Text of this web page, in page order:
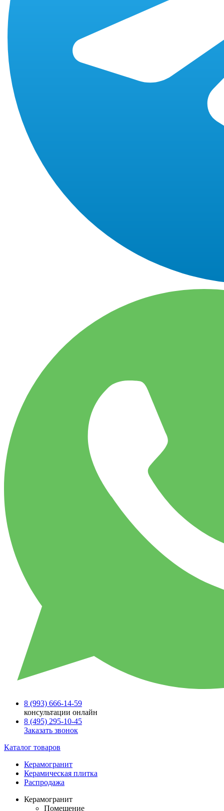
8 (993) 666-14-59
консультации онлайн
8 (495) 295-10-45
Заказать звонок
Каталог товаров
Керамогранит
Керамическая плитка
Распродажа
Керамогранит
Помещение